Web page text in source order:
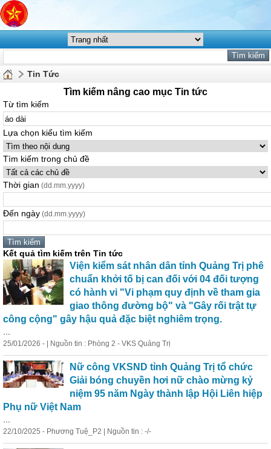
Tin Tức
Tìm kiếm nâng cao mục Tin tức
Từ tìm kiếm
Lựa chọn kiểu tìm kiếm
Tìm kiếm trong chủ đề
Thời gian (dd.mm.yyyy)
Đến ngày (dd.mm.yyyy)
Kết quả tìm kiếm trên Tin tức
Viện kiểm sát nhân dân tỉnh Quảng Trị phê
chuẩn khởi tố bị can đối với 04 đối tượng
có hành vi "Vi phạm quy định về tham gia
giao thông đường bộ" và "Gây rối trật tự
công cộng" gây hậu quả đặc biệt nghiêm trọng.
25/01/2026 - | Nguồn tin : Phòng 2 - VKS Quảng Trị
Nữ công VKSND tỉnh Quảng Trị tổ chức
Giải bóng chuyền hơi nữ chào mừng kỷ
niệm 95 năm Ngày thành lập Hội Liên hiệp
Phụ nữ Việt Nam
22/10/2025 - Phương Tuệ_P2 | Nguồn tin : -/-